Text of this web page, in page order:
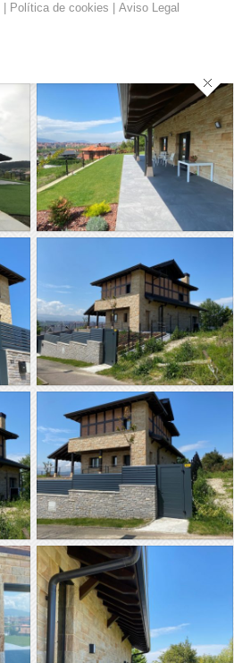
Política de cookies Aviso Legal